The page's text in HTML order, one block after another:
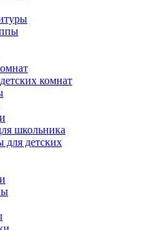
комнат
школьника
детских